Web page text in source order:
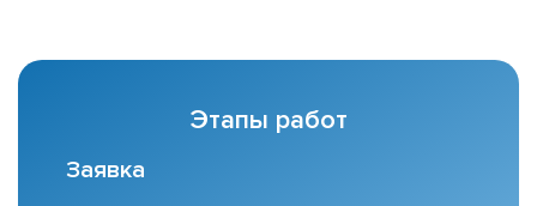
Этапы работ
Заявка